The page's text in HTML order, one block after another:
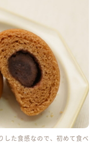
した食感なので、初めて食べ